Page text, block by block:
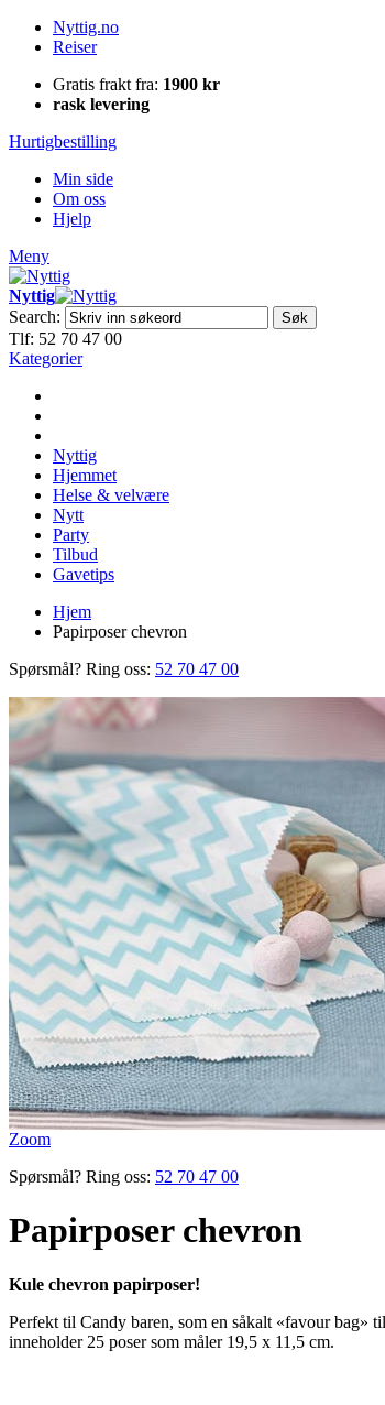
Nyttig.no
Reiser
Gratis frakt fra: 1900 kr
rask levering
Hurtigbestilling
Min side
Om oss
Hjelp
Meny
Nyttig
Search:
Søk
Tlf: 52 70 47 00
Kategorier
Nyttig
Hjemmet
Helse & velvære
Nytt
Party
Tilbud
Gavetips
Hjem
Papirposer chevron
Spørsmål? Ring oss: 52 70 47 00
Zoom
Spørsmål? Ring oss: 52 70 47 00
Papirposer chevron
Kule chevron papirposer!
Perfekt til Candy baren, som en såkalt «favour bag»
inneholder 25 poser som måler 19,5 x 11,5 cm.